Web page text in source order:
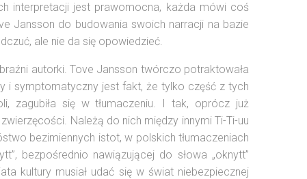
interpretacji jest prawomocna, każda mówi coś
Jansson do budowania swoich narracji na bazie
ale nie da się opowiedzieć.
autorki. Tove Jansson twórczo potraktowała
i symptomatyczny jest fakt, że tylko część z tych
zagubiła się w tłumaczeniu. I tak, oprócz już
Należą do nich między innymi Ti-Ti-uu
bezimiennych istot, w polskich tłumaczeniach
bezpośrednio nawiązującej do słowa „oknytt”
kultury musiał udać się w świat niebezpiecznej